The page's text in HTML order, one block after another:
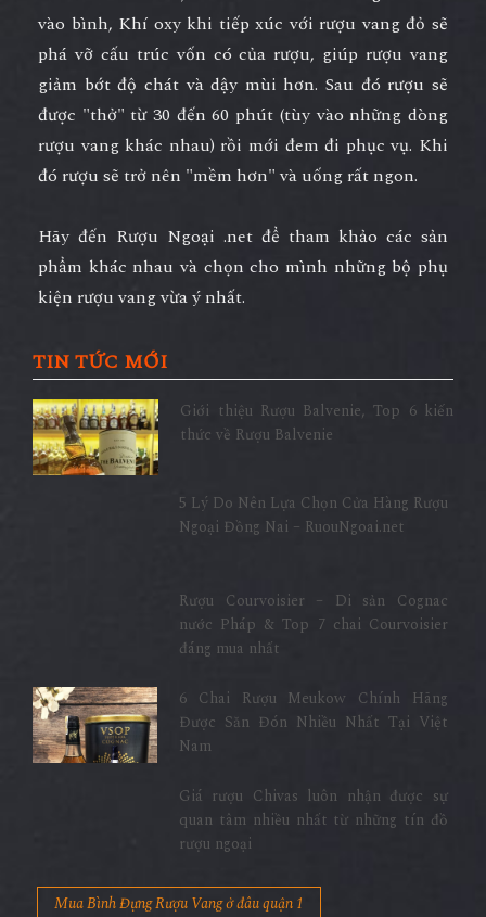
vào bình, Khí oxy khi tiếp xúc với rượu vang đỏ sẽ
phá vỡ cấu trúc vốn có của rượu, giúp rượu vang
giảm bớt độ chát và dậy mùi hơn. Sau đó rượu sẽ
được "thở" từ 30 đến 60 phút (tùy vào những dòng
rượu vang khác nhau) rồi mới đem đi phục vụ. Khi
đó rượu sẽ trở nên "mềm hơn" và uống rất ngon.
Hãy đến Rượu Ngoại .net để tham khảo các sản
phẩm khác nhau và chọn cho mình những bộ phụ
kiện rượu vang vừa ý nhất.
TIN TỨC MỚI
Giới thiệu Rượu Balvenie, Top 6 kiến
thức về Rượu Balvenie
5 Lý Do Nên Lựa Chọn Cửa Hàng Rượu
Ngoại Đồng Nai – RuouNgoai.net
Rượu Courvoisier – Di sản Cognac
nước Pháp & Top 7 chai Courvoisier
đáng mua nhất
6 Chai Rượu Meukow Chính Hãng
Được Săn Đón Nhiều Nhất Tại Việt
Nam
Giá rượu Chivas luôn nhận được sự
quan tâm nhiều nhất từ những tín đồ
rượu ngoại
Mua Bình Đựng Rượu Vang ở đâu quận 1